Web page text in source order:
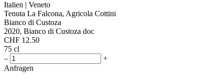
Italien | Veneto
Tenuta La Falcona, Agricola Cottini
Bianco di Custoza
2020, Bianco di Custoza doc
CHF 12.50
75 cl
–
+
Anfragen